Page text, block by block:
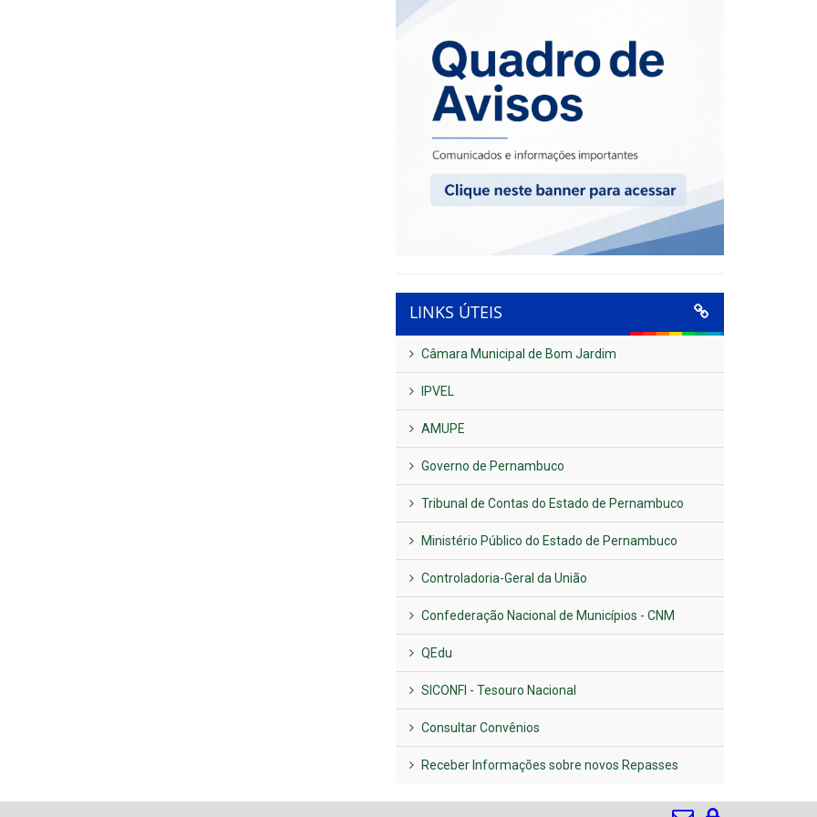
LINKS ÚTEIS
Câmara Municipal de Bom Jardim
IPVEL
AMUPE
Governo de Pernambuco
Tribunal de Contas do Estado de Pernambuco
Ministério Público do Estado de Pernambuco
Controladoria-Geral da União
Confederação Nacional de Municípios - CNM
QEdu
SICONFI - Tesouro Nacional
Consultar Convênios
Receber Informações sobre novos Repasses